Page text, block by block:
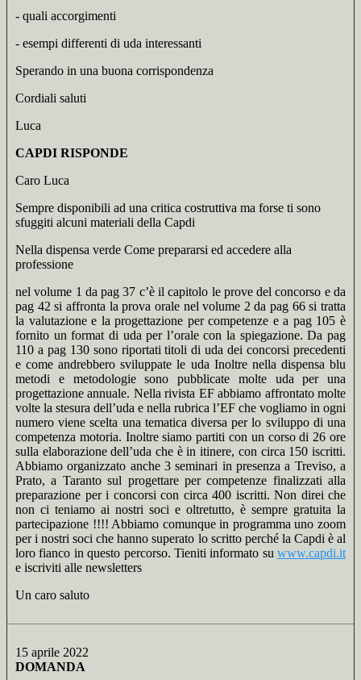
- quali accorgimenti
- esempi differenti di uda interessanti
Sperando in una buona corrispondenza
Cordiali saluti
Luca
CAPDI RISPONDE
Caro Luca
Sempre disponibili ad una critica costruttiva ma forse ti sono
sfuggiti alcuni materiali della Capdi
Nella dispensa verde Come prepararsi ed accedere alla
professione
nel volume 1 da pag 37 c’è il capitolo le prove del concorso e da
pag 42 si affronta la prova orale nel volume 2 da pag 66 si tratta
la valutazione e la progettazione per competenze e a pag 105 è
fornito un format di uda per l’orale con la spiegazione. Da pag
110 a pag 130 sono riportati titoli di uda dei concorsi precedenti
e come andrebbero sviluppate le uda Inoltre nella dispensa blu
metodi e metodologie sono pubblicate molte uda per una
progettazione annuale. Nella rivista EF abbiamo affrontato molte
volte la stesura dell’uda e nella rubrica l’EF che vogliamo in ogni
numero viene scelta una tematica diversa per lo sviluppo di una
competenza motoria. Inoltre siamo partiti con un corso di 26 ore
sulla elaborazione dell’uda che è in itinere, con circa 150 iscritti.
Abbiamo organizzato anche 3 seminari in presenza a Treviso, a
Prato, a Taranto sul progettare per competenze finalizzati alla
preparazione per i concorsi con circa 400 iscritti. Non direi che
non ci teniamo ai nostri soci e oltretutto, è sempre gratuita la
partecipazione !!!! Abbiamo comunque in programma uno zoom
per i nostri soci che hanno superato lo scritto perché la Capdi è al
loro fianco in questo percorso. Tieniti informato su www.capdi.it
e iscriviti alle newsletters
Un caro saluto
15 aprile 2022
DOMANDA